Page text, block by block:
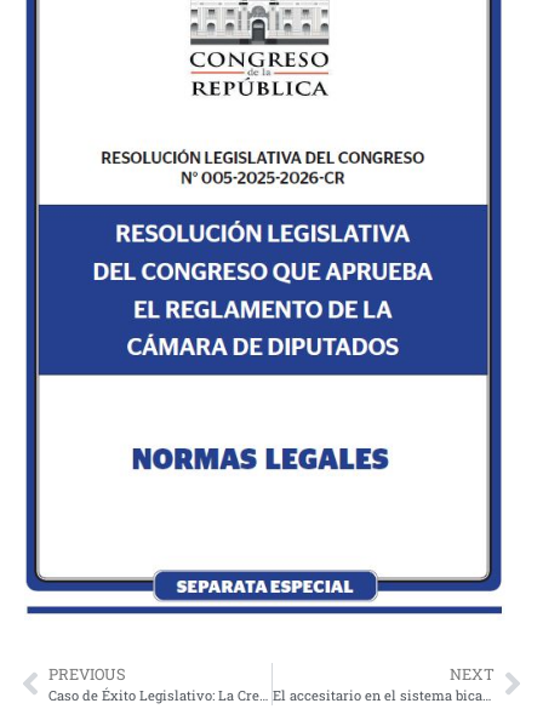
PREVIOUS NEXT
El accesitario en el sistema bicameral peruano y las causales de vacancia del cargo parlamentario